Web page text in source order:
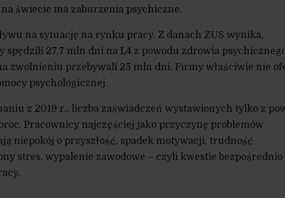
świecie ma zaburzenia psychiczne.
na sytuację na rynku pracy. Z danach ZUS wynika,
spędzili 27,7 mln dni na L4 z powodu zdrowia
zwolnieniu przebywali 25 mln dni. Firmy właściwie nie
psychologicznej.
z 2019 r., liczba zaświadczeń wystawionych tylko z
Pracownicy najczęściej jako przyczynę problemów
niepokój o przyszłość, spadek motywacji, trudność
stres, wypalenie zawodowe – czyli kwestie bezpośrednio